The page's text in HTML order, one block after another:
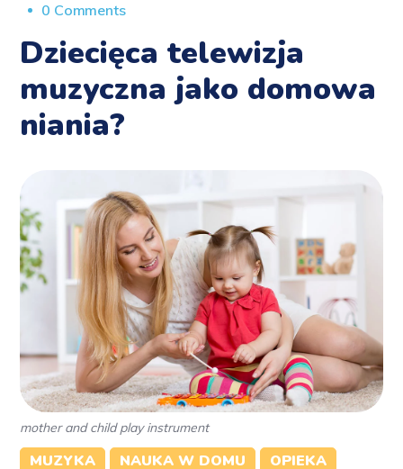
0 Comments
Dziecięca telewizja
muzyczna jako domowa
niania?
mother and child play instrument
MUZYKA NAUKA W DOMU OPIEKA